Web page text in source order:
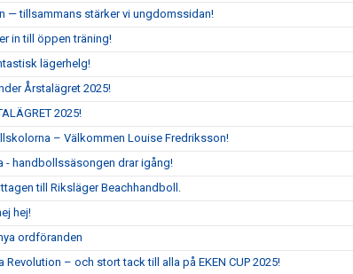
— tillsammans stärker vi ungdomssidan!
in till öppen träning!
lägerhelg!
Årstalägret 2025!
2025!
– Välkommen Louise Fredriksson!
- handbollssäsongen drar igång!
till Riksläger Beachhandboll.
hej!
ordföranden
Revolution – och stort tack till alla på EKEN CUP 2025!